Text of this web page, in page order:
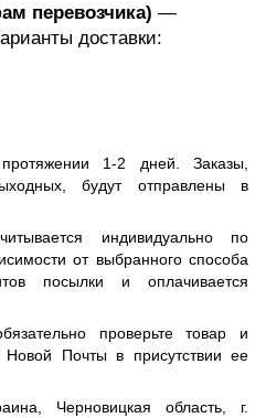
перевозчика) —
доставки:
1-2 дней. Заказы,
будут отправлены в
индивидуально по
от выбранного способа
посылки и оплачивается
проверьте товар и
Почты в присутствии ее
Черновицкая область, г.